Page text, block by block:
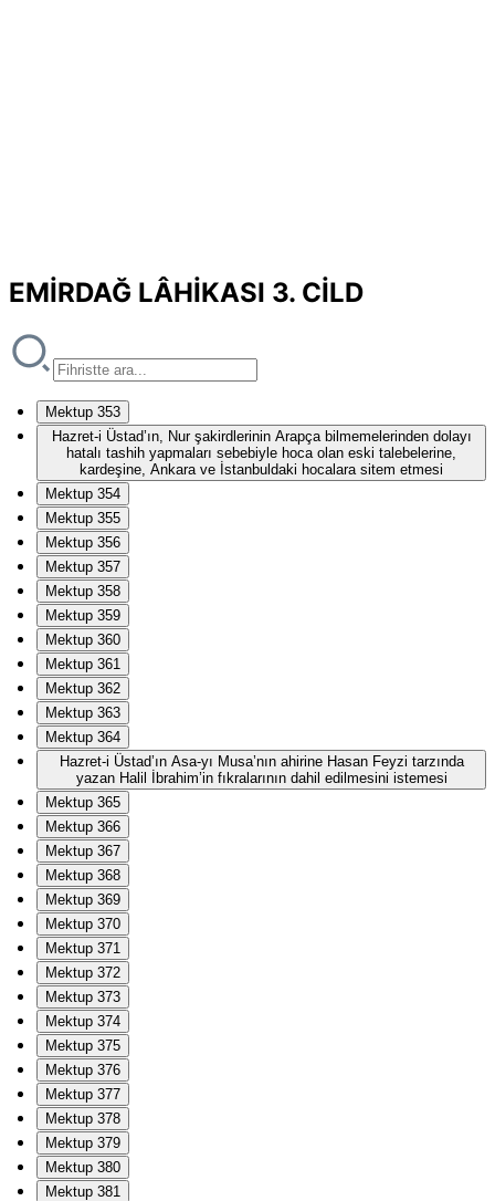
EMİRDAĞ LÂHİKASI 3. CİLD
Mektup 353
Hazret-i Üstad’ın, Nur şakirdlerinin Arapça bilmemelerinden dolayı
hatalı tashih yapmaları sebebiyle hoca olan eski talebelerine,
kardeşine, Ankara ve İstanbuldaki hocalara sitem etmesi
Mektup 354
Mektup 355
Mektup 356
Mektup 357
Mektup 358
Mektup 359
Mektup 360
Mektup 361
Mektup 362
Mektup 363
Mektup 364
Hazret-i Üstad’ın Asa-yı Musa’nın ahirine Hasan Feyzi tarzında
yazan Halil İbrahim’in fıkralarının dahil edilmesini istemesi
Mektup 365
Mektup 366
Mektup 367
Mektup 368
Mektup 369
Mektup 370
Mektup 371
Mektup 372
Mektup 373
Mektup 374
Mektup 375
Mektup 376
Mektup 377
Mektup 378
Mektup 379
Mektup 380
Mektup 381